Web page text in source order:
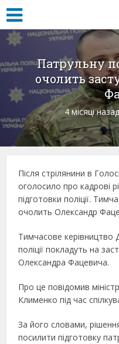
Патрульну
очолить
4 місяці назад
Після стрілянини в
оголосило про кадрові
підготовки поліції.
очолить Олександр
Тимчасове керівництво
поліції покладуть на
Олександра Фацевича.
Про це повідомив
Клименко під час
За його словами,
посилити підготовку